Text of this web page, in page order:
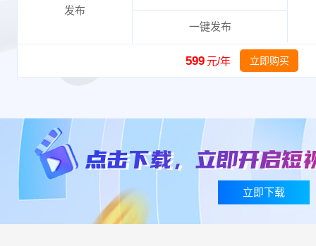
发布
一键发布
599元/年 立即购买
立即下载